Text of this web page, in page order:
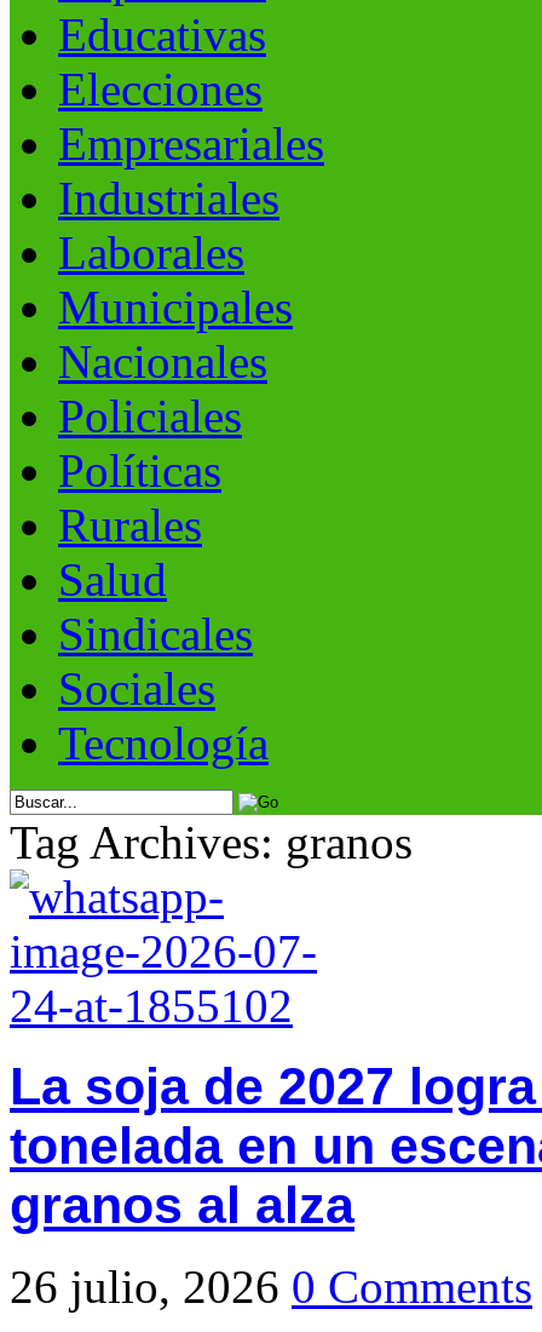
Educativas
Elecciones
Empresariales
Industriales
Laborales
Municipales
Nacionales
Policiales
Políticas
Rurales
Salud
Sindicales
Sociales
Tecnología
Tag Archives: granos
La soja de 2027
tonelada en un
granos al alza
26 julio, 2026 0 Comments